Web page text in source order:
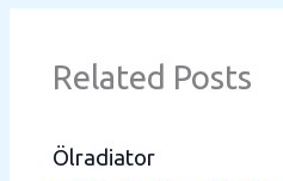
Related Posts
Ölradiator